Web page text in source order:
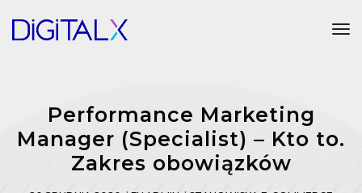
Performance Marketing
Manager (Specialist) – Kto to.
Zakres obowiązków